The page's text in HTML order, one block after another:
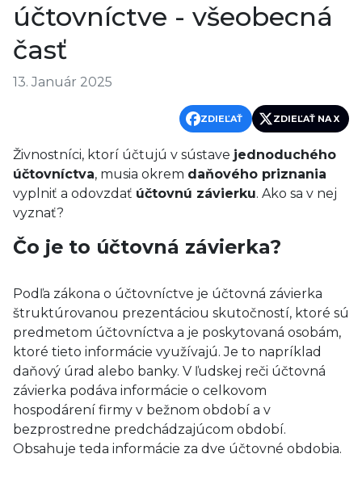
účtovníctve - všeobecná
časť
13. Január 2025
ZDIEĽAŤ ZDIEĽAŤ NA X
Živnostníci, ktorí účtujú v sústave jednoduchého
účtovníctva, musia okrem daňového priznania
vyplniť a odovzdať účtovnú závierku. Ako sa v nej
vyznať?
Čo je to účtovná závierka?
Podľa zákona o účtovníctve je účtovná závierka
štruktúrovanou prezentáciou skutočností, ktoré sú
predmetom účtovníctva a je poskytovaná osobám,
ktoré tieto informácie využívajú. Je to napríklad
daňový úrad alebo banky. V ľudskej reči účtovná
závierka podáva informácie o celkovom
hospodárení firmy v bežnom období a v
bezprostredne predchádzajúcom období.
Obsahuje teda informácie za dve účtovné obdobia.